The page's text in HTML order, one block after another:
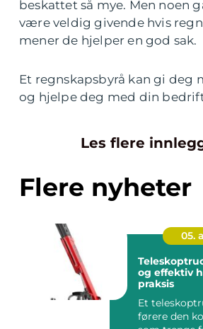
beskattet så mye. Men noen
være veldig givende hvis
mener de hjelper en god sak.
Et regnskapsbyrå kan gi deg
og hjelpe deg med din
Les flere
Flere nyheter
05.
Teleskoptruck
og effektiv
praksis
Et
førere den